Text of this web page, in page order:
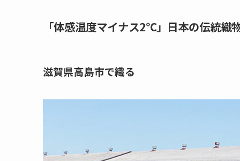
「体感温度マイナス2℃」日本の伝統織
滋賀県高島市で織る